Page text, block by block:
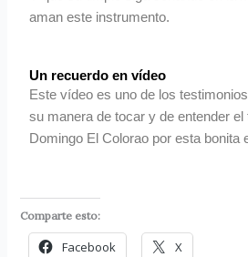
aman este instrumento.
Un recuerdo en vídeo
Este vídeo es uno de los
su manera de tocar y de entender
Domingo El Colorao por esta bonita
Comparte esto:
Facebook X